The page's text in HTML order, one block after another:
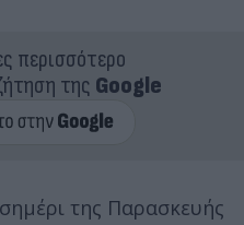
περισσότερο
της Google
της Παρασκευής